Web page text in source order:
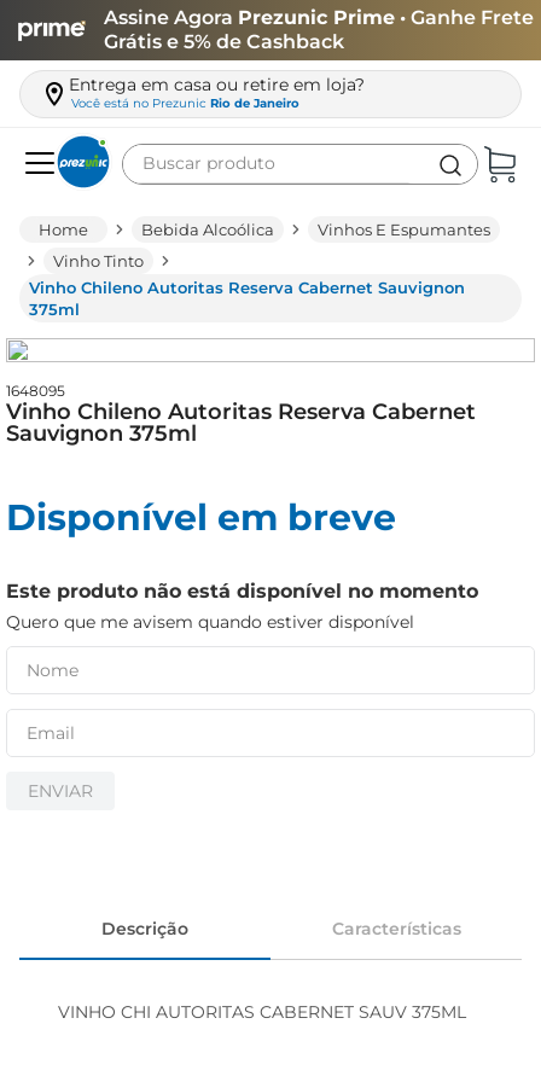
Assine Agora Prezunic Prime • Ganhe Frete
Grátis e 5% de Cashback
Entrega em casa ou retire em loja?
Você está no Prezunic Rio de Janeiro
Buscar produto
Bebida Alcoólica
Vinhos E Espumantes
Vinho Tinto
Vinho Chileno Autoritas Reserva Cabernet Sauvignon
375ml
1648095
Vinho Chileno Autoritas Reserva Cabernet
Sauvignon 375ml
Disponível em breve
Este produto não está disponível no momento
Quero que me avisem quando estiver disponível
ENVIAR
Descrição Características
VINHO CHI AUTORITAS CABERNET SAUV 375ML
leite
biscoito
iogurte
papel higiênico
cerveja